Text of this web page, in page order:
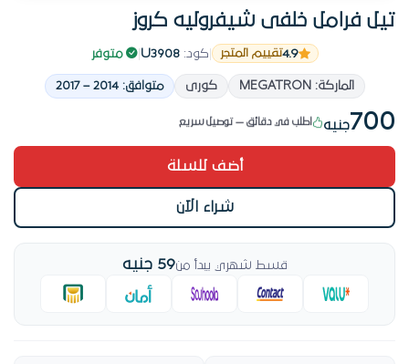
تيل فرامل خلفى شيفروليه كروز
4.9تقييم المتجر كود:U3908
| متوفر
الماركة: MEGATRON كورى متوافق: 2014 – 2017
700جنيه
# 4 في تيل فرامل الأسبوع ده
اطلب في دقائق — توصيل سريع
قطعة الشهر في تيل فرامل — رقم 1
أضف للسلة
شراء الآن
قسط شهري يبدأ من59 جنيه